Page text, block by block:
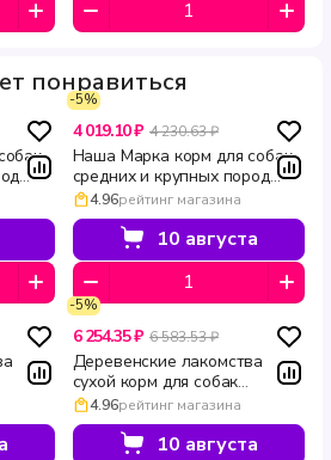
понравиться
-5%
4 019.10 ₽ 4 230.63 ₽
Наша Марка корм для собак
средних и крупных пород
активных и рабочих
телятина 12 кг
4.96рейтинг магазина
10 августа
7
-5%
6 254.35 ₽ 6 583.53 ₽
Деревенские лакомства
сухой корм для собак
средних и крупных пород
Holistic Premier индейка с
рисом 7 кг
4.96рейтинг магазина
10 августа